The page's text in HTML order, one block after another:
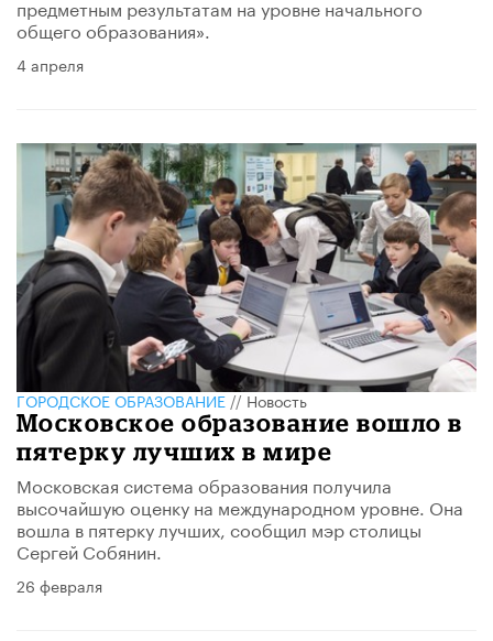
предметным результатам на уровне начального
общего образования».
4 апреля
ГОРОДСКОЕ ОБРАЗОВАНИЕ//Новость
Московское образование вошло в
пятерку лучших в мире
Московская система образования получила
высочайшую оценку на международном уровне. Она
вошла в пятерку лучших, сообщил мэр столицы
Сергей Собянин.
26 февраля